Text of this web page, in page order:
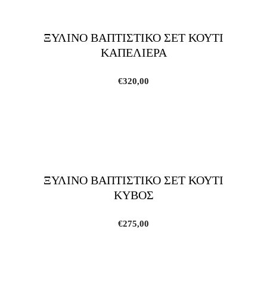
ΞΥΛΙΝΟ ΒΑΠΤΙΣΤΙΚΟ ΣΕΤ ΚΟΥΤΙ
ΚΑΠΕΛΙΕΡΑ
€320,00
ΞΥΛΙΝΟ ΒΑΠΤΙΣΤΙΚΟ ΣΕΤ ΚΟΥΤΙ
ΚΥΒΟΣ
€275,00